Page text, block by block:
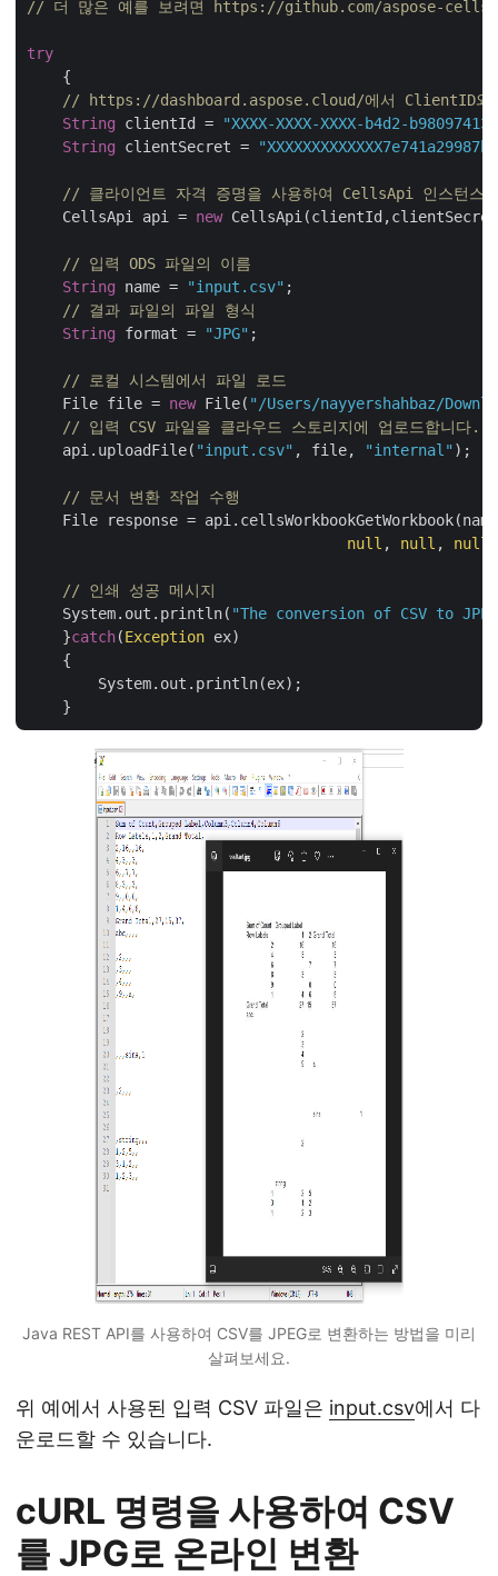
// 더 많은 예를 보려면 https://github.com/aspose-
try
    {
// https://dashboard.aspose.cloud/에서 ClientID와
String clientId =
"XXXX-XXXX-XXXX-b4d2-
String clientSecret =
// 클라이언트 자격 증명을 사용하여 CellsApi 인스턴스
    CellsApi api =
new
// 입력 ODS 파일의 이름
String name = "input.csv" ;
// 결과 파일의 파일 형식
String format = "JPG" ;
// 로컬 시스템에서 파일 로드
    File file =
new File( "/Users/nayyershahbaz/
// 입력 CSV 파일을 클라우드 스토리지에 업로드합니다.
    api.uploadFile(
"input.csv" , file, "internal" );
// 문서 변환 작업 수행
File response =
null , null , null
// 인쇄 성공 메시지
    System.out.println(
"The conversion of CSV to
    }
catch(Exception ex)
    {
        System.out.println(ex);
Java REST API를 사용하여 CSV를 JPEG로 변환하는 방법을 미리
살펴보세요.
위 예에서 사용된 입력 CSV 파일은 input.csv에서 다
운로드할 수 있습니다.
cURL 명령을 사용하여 CSV
를 JPG로 온라인 변환